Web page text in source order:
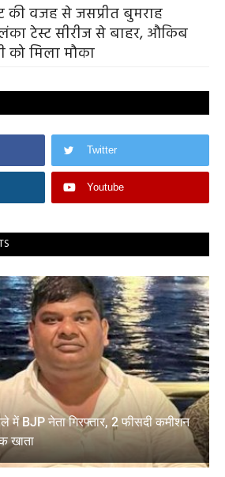
की वजह से जसप्रीत बुमराह
टेस्ट सीरीज से बाहर, औकिब
को मिला मौका
Twitter
Youtube
में BJP नेता गिरफ्तार, 2 फीसदी कमीशन
खाता